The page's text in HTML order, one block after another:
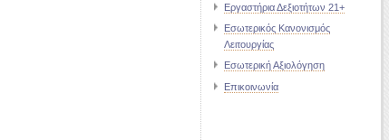
Εργαστήρια Δεξιοτήτων 21+
Εσωτερικός Κανονισμός
Λειτουργίας
Εσωτερική Αξιολόγηση
Επικοινωνία